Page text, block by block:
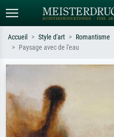
impressionnisme, vague de Hokusai,
nu.
Accueil Style d'art Romantisme
Paysage avec de l'eau